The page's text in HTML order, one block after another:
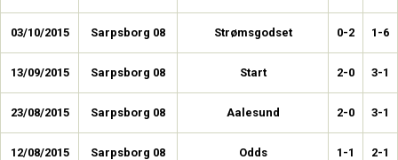
03/10/2015 Sarpsborg 08 Strømsgodset 0-2 1-6
13/09/2015 Sarpsborg 08 Start 2-0 3-1
23/08/2015 Sarpsborg 08 Aalesund 2-0 3-1
12/08/2015 Sarpsborg 08 Odds 1-1 2-1